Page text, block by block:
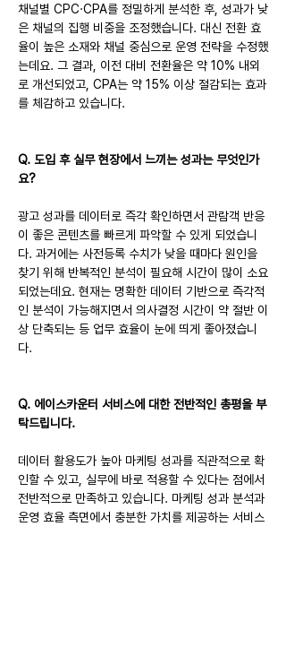
채널별 CPC·CPA를 정밀하게 분석한 후, 성과가 낮
은 채널의 집행 비중을 조정했습니다. 대신 전환 효
율이 높은 소재와 채널 중심으로 운영 전략을 수정했
는데요. 그 결과, 이전 대비 전환율은 약 10% 내외
로 개선되었고, CPA는 약 15% 이상 절감되는 효과
를 체감하고 있습니다.
Q. 도입 후 실무 현장에서 느끼는 성과는 무엇인가
요?
광고 성과를 데이터로 즉각 확인하면서 관람객 반응
이 좋은 콘텐츠를 빠르게 파악할 수 있게 되었습니
다. 과거에는 사전등록 수치가 낮을 때마다 원인을
찾기 위해 반복적인 분석이 필요해 시간이 많이 소요
되었는데요. 현재는 명확한 데이터 기반으로 즉각적
인 분석이 가능해지면서 의사결정 시간이 약 절반 이
상 단축되는 등 업무 효율이 눈에 띄게 좋아졌습니
다.
Q. 에이스카운터 서비스에 대한 전반적인 총평을 부
탁드립니다.
데이터 활용도가 높아 마케팅 성과를 직관적으로 확
인할 수 있고, 실무에 바로 적용할 수 있다는 점에서
전반적으로 만족하고 있습니다. 마케팅 성과 분석과
운영 효율 측면에서 충분한 가치를 제공하는 서비스